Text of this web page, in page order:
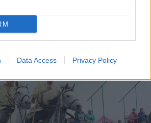
Data Access Privacy Policy